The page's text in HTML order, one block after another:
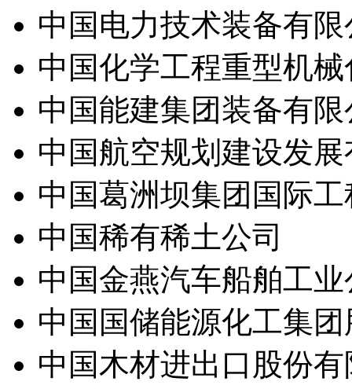
中国电力技术装备有限
中国化学工程重型机
中国能建集团装备有限
中国航空规划建设发
中国葛洲坝集团国际
中国稀有稀土公司
中国金燕汽车船舶工业
中国国储能源化工集
中国木材进出口股份